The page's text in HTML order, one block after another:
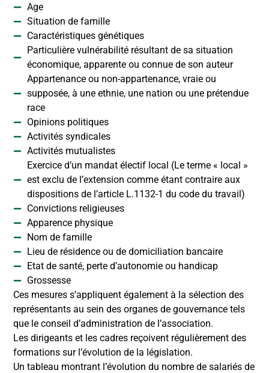
Age
Situation de famille
Caractéristiques génétiques
Particulière vulnérabilité résultant de sa situation
économique, apparente ou connue de son auteur
Appartenance ou non-appartenance, vraie ou
supposée, à une ethnie, une nation ou une prétendue
race
Opinions politiques
Activités syndicales
Activités mutualistes
Exercice d’un mandat électif local (Le terme « local »
est exclu de l’extension comme étant contraire aux
dispositions de l’article L.1132-1 du code du travail)
Convictions religieuses
Apparence physique
Nom de famille
Lieu de résidence ou de domiciliation bancaire
Etat de santé, perte d’autonomie ou handicap
Grossesse
Ces mesures s’appliquent également à la sélection des
représentants au sein des organes de gouvernance tels
que le conseil d’administration de l’association.
Les dirigeants et les cadres reçoivent régulièrement des
formations sur l’évolution de la législation.
Un tableau montrant l’évolution du nombre de salariés de